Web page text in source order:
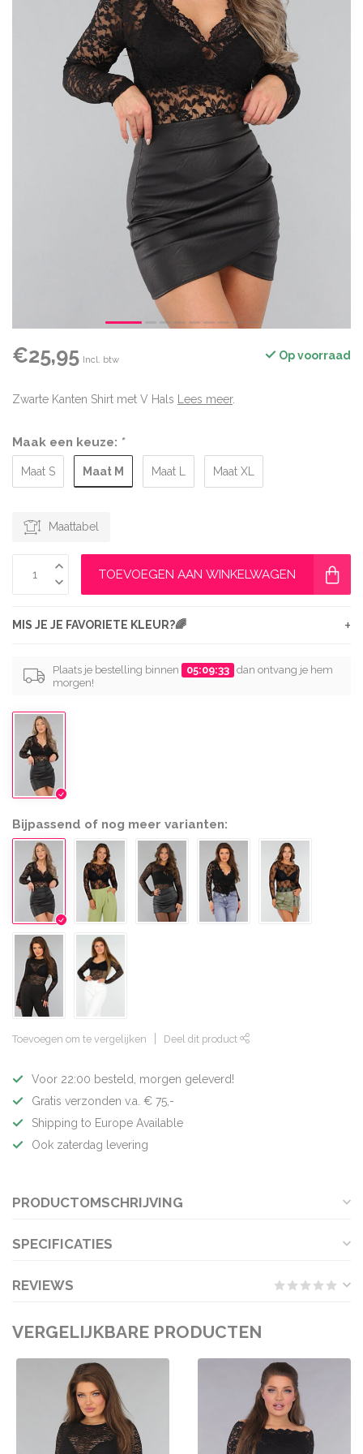
€25,95 Incl. btw Op voorraad
Zwarte Kanten Shirt met V Hals Lees meer.
Maak een keuze: *
Maat S Maat M Maat L Maat XL
Maattabel
TOEVOEGEN AAN WINKELWAGEN
MIS JE JE FAVORIETE KLEUR?🌈 +
Plaats je bestelling binnen 05:09:32 dan ontvang je hem
morgen!
Bijpassend of nog meer varianten:
Toevoegen om te vergelijken Deel dit product
Voor 22:00 besteld, morgen geleverd!
Gratis verzonden v.a. € 75,-
Shipping to Europe Available
Ook zaterdag levering
PRODUCTOMSCHRIJVING
SPECIFICATIES
REVIEWS
VERGELIJKBARE PRODUCTEN